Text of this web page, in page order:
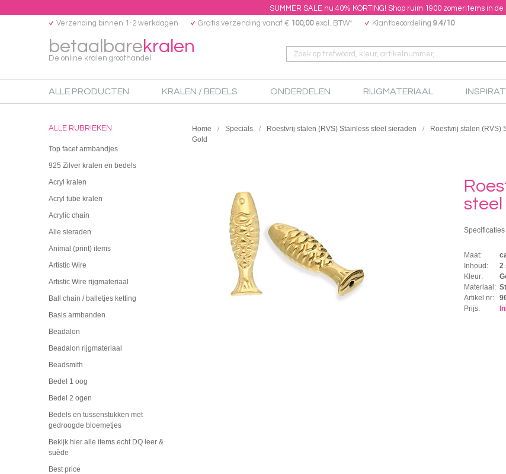
SUMMER SALE nu 40% KORTING! Shop ruim 1900 zomeritems in de
betaalbarekralen
De online kralen groothandel
Verzending binnen 1-2 werkdagen Gratis verzending vanaf € 100,00excl. BTW* Klantbeoordeling 9.4/10
ALLE PRODUCTEN KRALEN / BEDELS ONDERDELEN RIJGMATERIAAL
ALLE RUBRIEKEN
Top facet armbandjes
925 Zilver kralen en bedels
Acryl kralen
Acryl tube kralen
Acrylic chain
Alle sieraden
Animal (print) items
Artistic Wire
Artistic Wire rijgmateriaal
Ball chain / balletjes ketting
Basis armbanden
Beadalon
Beadalon rijgmateriaal
Beadsmith
Bedel 1 oog
Bedel 2 ogen
Bedels en tussenstukken met
gedroogde bloemetjes
Bekijk hier alle items echt DQ leer &
suède
Best price
Home Specials Roestvrij stalen (RVS) Stainless steel sieraden Roestvrij stalen (RVS)
Gold
steel
Maat:
Inhoud:
2
Kleur:
Materiaal:
Artikel nr:
Prijs: